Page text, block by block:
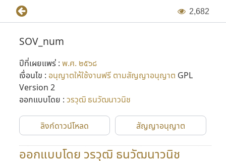
2,682
SOV_num
ปีที่เผยแพร่ : พ.ศ. ๒๕๖๘
เงื่อนไข : อนุญาตให้ใช้งานฟรี ตามสัญญาอนุญาต GPL
Version 2
ออกแบบโดย : วรวุฒิ ธนวัฒนาวนิช
ลิงก์ดาวน์โหลด สัญญาอนุญาต
ออกแบบโดย วรวุฒิ ธนวัฒนาวนิช